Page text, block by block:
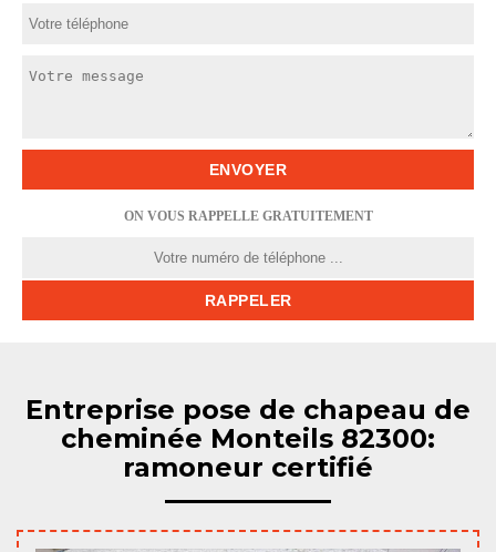
ON VOUS RAPPELLE GRATUITEMENT
Entreprise pose de chapeau de
cheminée Monteils 82300:
ramoneur certifié